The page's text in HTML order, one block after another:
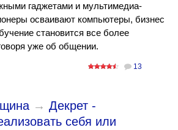
гаджетами и мультимедиа-
осваивают компьютеры, бизнес
становится все более
уже об общении.
13
→ Декрет -
себя или